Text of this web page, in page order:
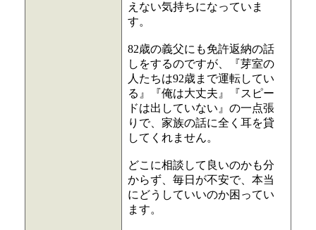
えない気持ちになっていま
す。
82歳の義父にも免許返納の話
しをするのですが、『芽室の
人たちは92歳まで運転してい
る』『俺は大丈夫』『スピー
ドは出していない』の一点張
りで、家族の話に全く耳を貸
してくれません。
どこに相談して良いのかも分
からず、毎日が不安で、本当
にどうしていいのか困ってい
ます。